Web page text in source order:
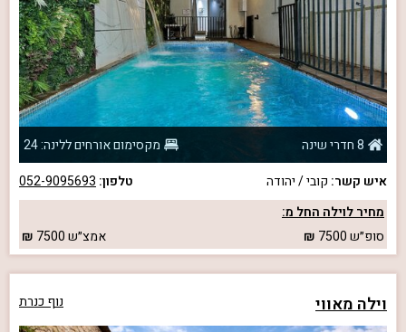
8 חדרי שינה
מקסימום אורחים ללינה: 24
איש קשר: קובי / יהודה טלפון: 052-9095693
מחיר לוילה החל מ:
סופ״ש7500 אמצ״ש7500
וילה מאווי נוף כנרת